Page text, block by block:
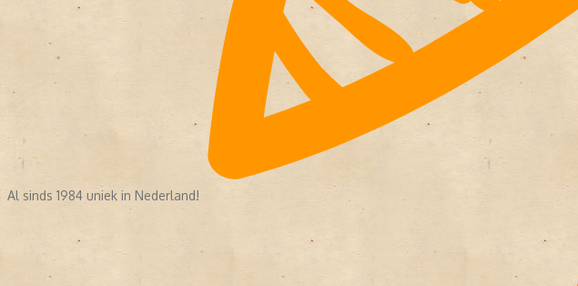
Al sinds 1984 uniek in Nederland!